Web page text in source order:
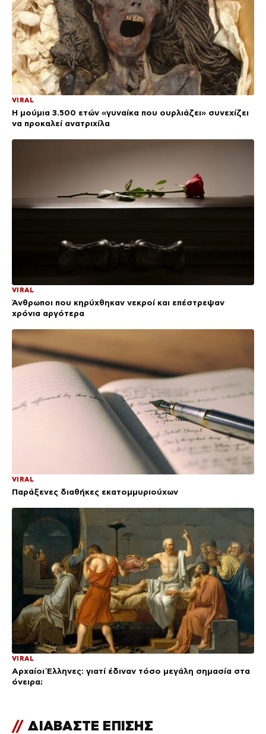
VIRAL
Η μούμια 3.500 ετών «γυναίκα που ουρλιάζει» συνεχίζει
να προκαλεί ανατριχίλα
VIRAL
Άνθρωποι που κηρύχθηκαν νεκροί και επέστρεψαν
χρόνια αργότερα
VIRAL
Παράξενες διαθήκες εκατομμυριούχων
VIRAL
Αρχαίοι Έλληνες: γιατί έδιναν τόσο μεγάλη σημασία στα
όνειρα;
// ΔΙΑΒΑΣΤΕ ΕΠΙΣΗΣ